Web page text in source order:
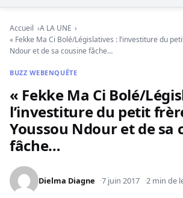
Accueil
A LA UNE
« Fekke Ma Ci Bolé/Législatives : l’investiture du
Ndour et de sa cousine fâche…
BUZZ WEBENQUÊTE
« Fekke Ma Ci Bolé/
l’investiture du petit
Youssou Ndour et de sa
fâche…
Dielma Diagne 7 juin 2017 2 min de